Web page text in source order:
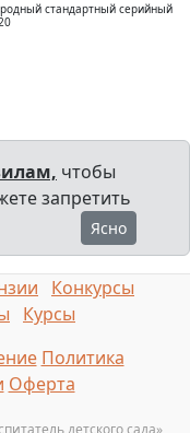
стандартный серийный
чтобы
запретить
Ясно
Конкурсы
Курсы
Политика
Оферта
детского сада»